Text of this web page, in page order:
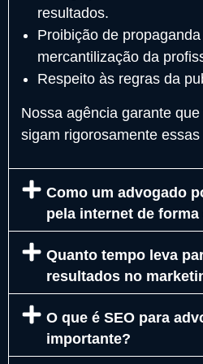
resultados.
Proibição de
mercantilização da
Respeito às regras da
Nossa agência garante
sigam rigorosamente essas
Como um advogado
pela internet de forma
Quanto tempo leva
resultados no
O que é SEO para
importante?